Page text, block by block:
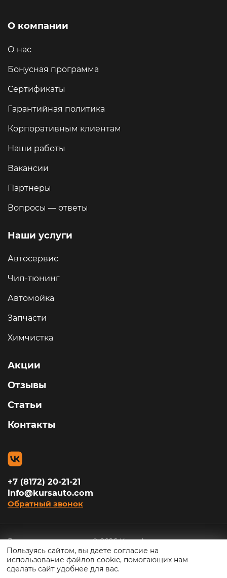
О компании
О нас
Бонусная программа
Сертификаты
Гарантийная политика
Корпоративным клиентам
Наши работы
Вакансии
Партнеры
Вопросы — ответы
Наши услуги
Автосервис
Чип-тюнинг
Автомойка
Запчасти
Химчистка
Акции
Отзывы
Статьи
Контакты
+7 (8172) 20-21-21
info@kursauto.com
Обратный звонок
Все права защищены © 2026 Курс Авто
Политика конфиденциальности
Пользуясь сайтом, вы даете согласие на
использование файлов cookie, помогающих нам
сделать сайт удобнее для вас.